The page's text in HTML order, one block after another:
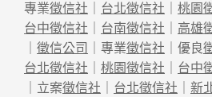
專業徵信社 ｜ 台北徵信社 ｜ 桃園
台中徵信社 ｜ 台南徵信社 ｜ 高雄
｜ 徵信公司 ｜專業徵信社 ｜優良
台北徵信社 ｜ 桃園徵信社 ｜ 台中
｜立案徵信社 ｜ 台北徵信社 ｜ 新